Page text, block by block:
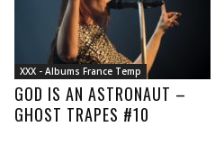
XXX - Albums France Temp
GOD IS AN ASTRONAUT –
GHOST TRAPES #10